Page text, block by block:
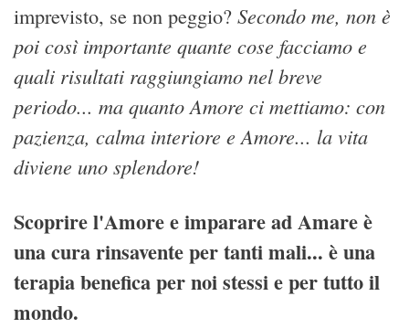
imprevisto, se non peggio? Secondo me, non è
poi così importante quante cose facciamo e
quali risultati raggiungiamo nel breve
periodo... ma quanto Amore ci mettiamo: con
pazienza, calma interiore e Amore... la vita
diviene uno splendore!
Scoprire l'Amore e imparare ad Amare è
una cura rinsavente per tanti mali... è una
terapia benefica per noi stessi e per tutto il
mondo.